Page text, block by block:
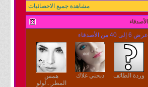
مشاهدة جميع الاحصائيات
الأصدقاء
عرض 6 إلى 40 من الأصدقاء
وردة الطائف ذبحني غلاك
همس
المطر...لولو